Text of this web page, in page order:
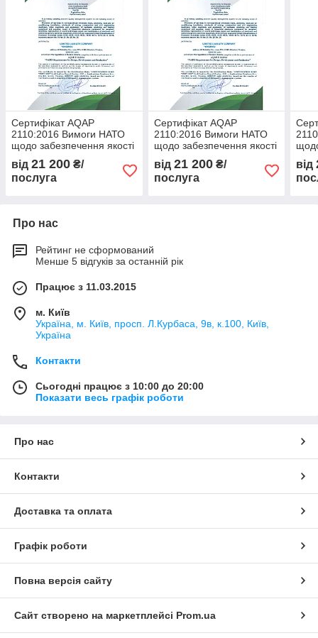
Сертифікат AQAP
2110:2016 Вимоги НАТО
щодо забезпечення якості
при проектуванні,
розробці та виробництві
від 21 200 ₴/
послуга
Сертифікат AQAP
2110:2016 Вимоги НАТО
щодо забезпечення якості
при проектуванні,
розробці та виробництві
від 21 200₴/
послуга
від
Про нас
Рейтинг не сформований
Менше 5 відгуків за останній рік
Працює з 11.03.2015
м. Київ
Україна, м. Київ, просп. Л.Курбаса, 9в, к.100, Київ,
Україна
Контакти
Сьогодні працює з 10:00 до 20:00
Показати весь графік роботи
Про нас
Контакти
Доставка та оплата
Графік роботи
Повна версія сайту
Сайт створено на маркетплейсі Prom.ua